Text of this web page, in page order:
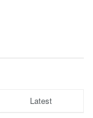
Latest